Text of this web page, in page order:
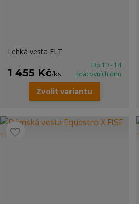
Lehká vesta ELT
1 455 Kč/ks
Do 10 - 14
pracovních dnů
Zvolit variantu